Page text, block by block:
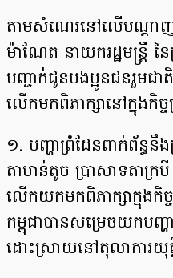
តាមសំណេរ​នៅលើ​បណ្តា
ម៉ាណែត នាយករដ្ឋមន្រ្តី នៃ
បញ្ជាក់ជូនបងប្អូនជនរួមជា
លើកមកពិភាក្សានៅក្នុងកិច្
១. បញ្ហាព្រំដែនពាក់ព័ន្ធនឹ
តាមាន់តូច ប្រាសាទតាក្
លើកយកមកពិភាក្សាក្នុងកិច្
កម្ពុជាបានសម្រេចយកបញ្
ដោះស្រាយនៅតុលាការយុត្